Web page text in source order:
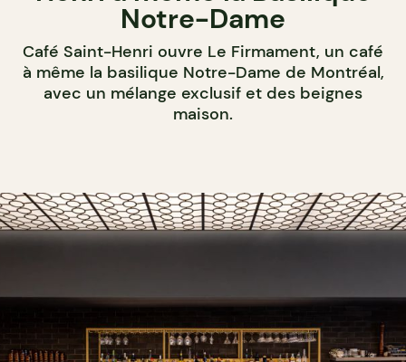
Notre-Dame
Café Saint-Henri ouvre Le Firmament, un café
à même la basilique Notre-Dame de Montréal,
avec un mélange exclusif et des beignes
maison.